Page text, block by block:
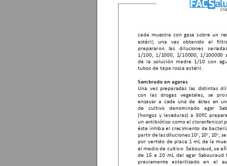
cada muestra con gasa sobre un
estéril; una vez obtenido el
prepararon las diluciones
1/100, 1/1000,  1/10000, 1/100000
de
la solución madre 1/10 con
tubos de tapa rosca estéril.
Sembrado en agares
Una vez preparadas las distintas
con las drogas vegetales, se
ensayar  a  cada  una  de éstas  en
de cultivo denominado agar
(hongos y levaduras) a 30ºC prepar
un antibiótico como el cloranfenicol
éste inhiba el crecimiento de
partir de las diluciones 101 , 103 , 105 ,
por vertido de placa 1 mL de la
el medio de cultivo  Sabouraud, se
de 15 a 20 mL del agar Sabouraud
previamente esterilizado en el